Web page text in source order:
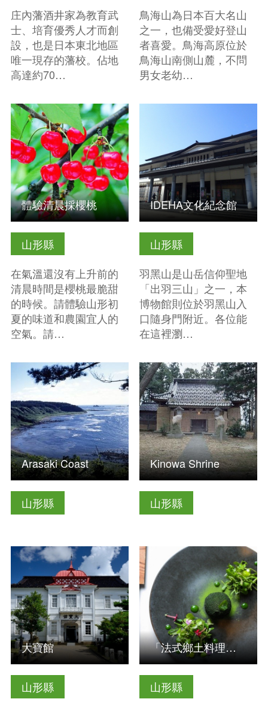
庄內藩酒井家為教育武
士、培育優秀人才而創
設，也是日本東北地區
唯一現存的藩校。佔地
高達約70…
鳥海山為日本百大名山
之一，也備受愛好登山
者喜愛。鳥海高原位於
鳥海山南側山麓，不問
男女老幼…
山形縣
在氣溫還沒有上升前的
清晨時間是櫻桃最脆甜
的時候。請體驗山形初
夏的味道和農園宜人的
空氣。請…
查看基本資訊
體驗清晨採櫻桃
山形縣
羽黑山是山岳信仰聖地
「出羽三山」之一，本
博物館則位於羽黑山入
口隨身門附近。各位能
在這裡瀏…
IDEHA文化紀念館
山形縣
查看基本資訊
Arasaki Coast
山形縣
查看基本資訊
Kinowa Shrine
山形縣
查看基本資訊
大寶館
山形縣
查看基本資訊
「法式鄉土料理」 酒田法式料理